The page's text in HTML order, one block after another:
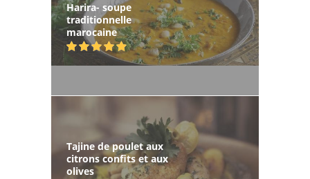
Harira- soupe
traditionnelle
marocaine
Tajine de poulet aux
citrons confits et aux
olives